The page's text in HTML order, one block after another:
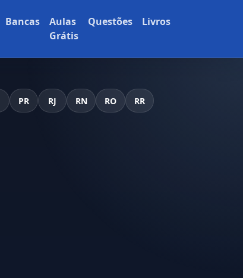
Bancas
Aulas
Grátis
Questões Livros
PR RJ RN RO RR